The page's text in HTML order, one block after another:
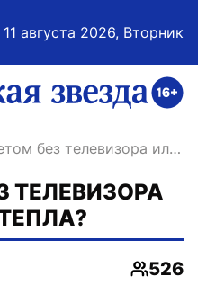
11 августа 2026, Вторник
на главную
без телевизора или зимой без тепла?
ТЕЛЕВИЗОРА
526